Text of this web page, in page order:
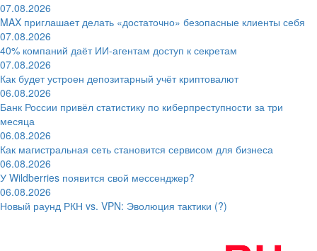
07.08.2026
MAX приглашает делать «достаточно» безопасные клиенты себя
07.08.2026
40% компаний даёт ИИ‑агентам доступ к секретам
07.08.2026
Как будет устроен депозитарный учёт криптовалют
06.08.2026
Банк России привёл статистику по киберпреступности за три
месяца
06.08.2026
Как магистральная сеть становится сервисом для бизнеса
06.08.2026
У Wildberries появится свой мессенджер?
06.08.2026
Новый раунд РКН vs. VPN: Эволюция тактики (?)